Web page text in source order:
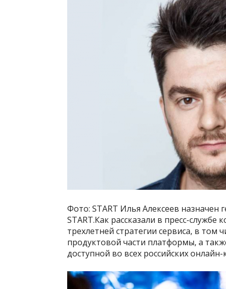
Фото: START Илья Алексеев
START.Как рассказали в пресс-
трехлетней стратегии сервиса, в том
продуктовой части платформы, а
доступной во всех российских онлайн-